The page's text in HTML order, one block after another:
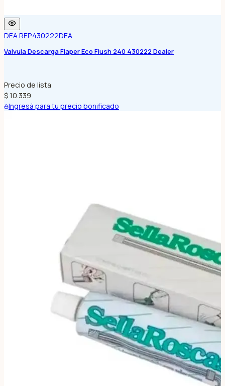
DEA.REP.430222DEA
Valvula Descarga Flaper Eco Flush 240 430222 Dealer
Precio de lista
$ 10.339
Ingresá para tu precio bonificado